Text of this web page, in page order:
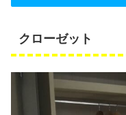
クローゼット